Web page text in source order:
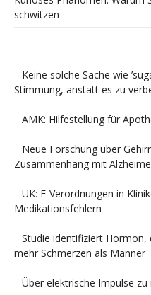
schwitzen
Keine solche Sache wie
Stimmung, anstatt es zu
AMK: Hilfestellung für
Neue Forschung über
Zusammenhang mit
UK: E-Verordnungen in
Medikationsfehlern
Studie identifiziert Hormon,
mehr Schmerzen als Männer
Über elektrische Impulse zu